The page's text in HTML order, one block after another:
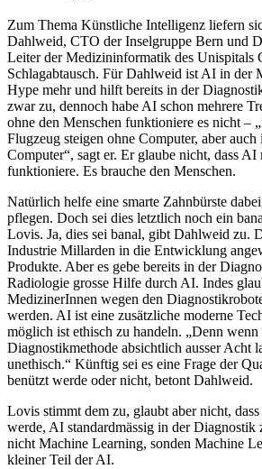
Zum Thema Künstliche Intelligenz liefern
Dahlweid, CTO der Inselgruppe Bern und
Leiter der Medizininformatik des Unispitals
Schlagabtausch. Für Dahlweid ist AI in der
Hype mehr und hilft bereits in der
zwar zu, dennoch habe AI schon mehrere
ohne den Menschen funktioniere es nicht –
Flugzeug steigen ohne Computer, aber
Computer“, sagt er. Er glaube nicht, dass AI
funktioniere. Es brauche den Menschen.
Natürlich helfe eine smarte Zahnbürste
pflegen. Doch sei dies letztlich noch ein
Lovis. Ja, dies sei banal, gibt Dahlweid zu.
Industrie Millarden in die Entwicklung
Produkte. Aber es gebe bereits in der
Radiologie grosse Hilfe durch AI. Indes
MedizinerInnen wegen den
werden. AI ist eine zusätzliche moderne
möglich ist ethisch zu handeln. „Denn
Diagnostikmethode absichtlich ausser Acht
unethisch.“ Künftig sei es eine Frage der
benützt werde oder nicht, betont Dahlweid.
Lovis stimmt dem zu, glaubt aber nicht, dass
werde, AI standardmässig in der Diagnostik
nicht Machine Learning, sonden Machine
kleiner Teil der AI.